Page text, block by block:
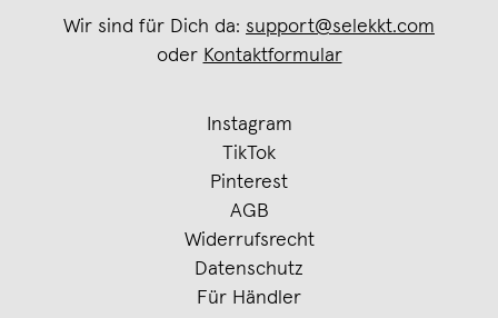
Wir sind für Dich da: support@selekkt.com
oder Kontaktformular
Instagram
TikTok
Pinterest
AGB
Widerrufsrecht
Datenschutz
Für Händler